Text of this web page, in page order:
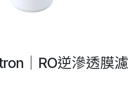
｜RO逆滲透膜濾